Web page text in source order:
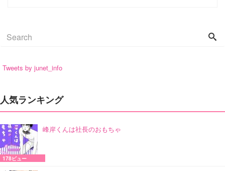
Tweets by junet_info
人気ランキング
峰岸くんは社長のおもちゃ
178ビュー